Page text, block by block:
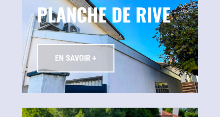
PLANCHE DE RIVE
EN SAVOIR +